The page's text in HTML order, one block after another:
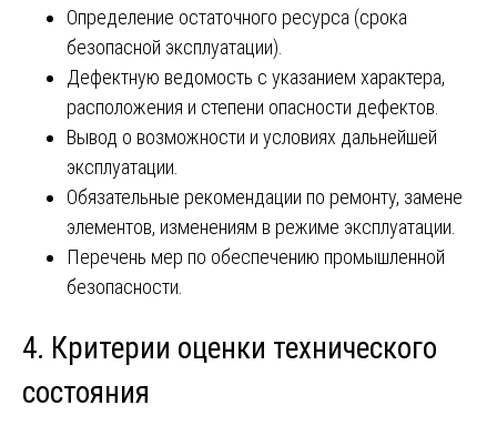
Определение остаточного ресурса (срока
безопасной эксплуатации).
Дефектную ведомость с указанием характера,
расположения и степени опасности дефектов.
Вывод о возможности и условиях дальнейшей
эксплуатации.
Обязательные рекомендации по ремонту, замене
элементов, изменениям в режиме эксплуатации.
Перечень мер по обеспечению промышленной
безопасности.
4. Критерии оценки технического
состояния